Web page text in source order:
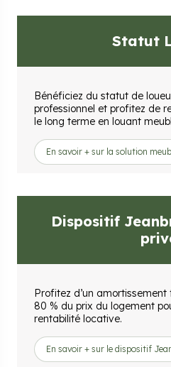
Statut
Bénéficiez du statut de
professionnel et profitez de
le long terme en louant
En savoir + sur la solution
Dispositif
Profitez d’un
80 % du prix du logement
rentabilité locative.
En savoir + sur le dispositif